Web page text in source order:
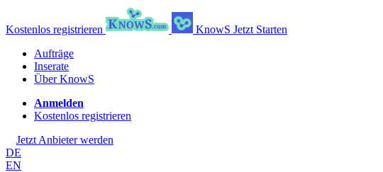
Kostenlos registrieren KnowS Jetzt Starten
Aufträge
Inserate
Über KnowS
Anmelden
Kostenlos registrieren
Jetzt Anbieter werden
DE
EN